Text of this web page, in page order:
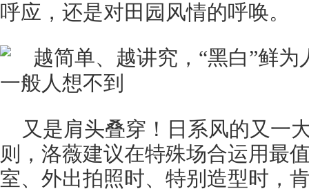
呼应，还是对田园风情的呼唤。
又是肩头叠穿！日系风的又一
则，洛薇建议在特殊场合运用最
室、外出拍照时、特别造型时，